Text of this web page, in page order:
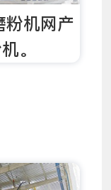
粉机网产
。